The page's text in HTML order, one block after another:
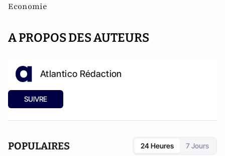
Economie
A PROPOS DES AUTEURS
Atlantico Rédaction
SUIVRE
POPULAIRES 24 Heures 7 Jours